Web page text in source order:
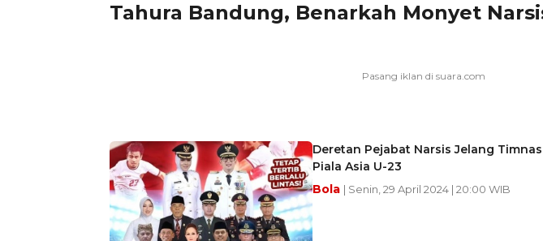
Tahura Bandung, Benarkah Monyet
Deretan Pejabat Narsis Jelang
Piala Asia U-23
Bola | Senin, 29 April 2024 | 20:00 WIB